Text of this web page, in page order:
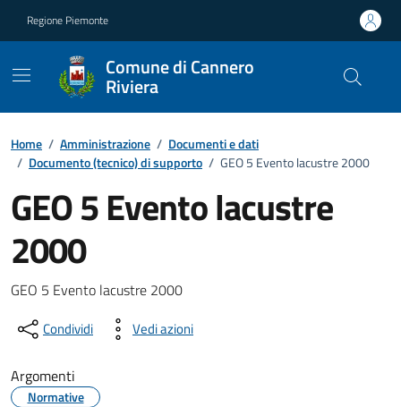
Regione Piemonte
Comune di Cannero
Riviera
Home / Amministrazione / Documenti e dati
/ Documento (tecnico) di supporto / GEO 5 Evento lacustre 2000
GEO 5 Evento lacustre
2000
Dettagli del documento
GEO 5 Evento lacustre 2000
Condividi Vedi azioni
Argomenti
Normative